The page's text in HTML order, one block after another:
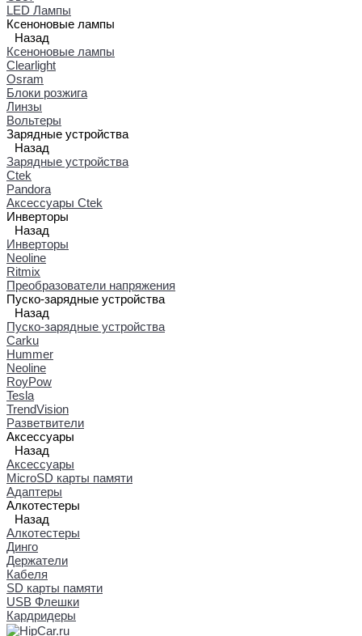
LED Лампы
Ксеноновые лампы
Назад
Ксеноновые лампы
Clearlight
Osram
Блоки розжига
Линзы
Вольтеры
Зарядные устройства
Назад
Зарядные устройства
Ctek
Pandora
Аксессуары Ctek
Инверторы
Назад
Инверторы
Neoline
Ritmix
Преобразователи напряжения
Пуско-зарядные устройства
Назад
Пуско-зарядные устройства
Carku
Hummer
Neoline
RoyPow
Tesla
TrendVision
Разветвители
Аксессуары
Назад
Аксессуары
MicroSD карты памяти
Адаптеры
Алкотестеры
Назад
Алкотестеры
Динго
Держатели
Кабеля
SD карты памяти
USB Флешки
Кардридеры